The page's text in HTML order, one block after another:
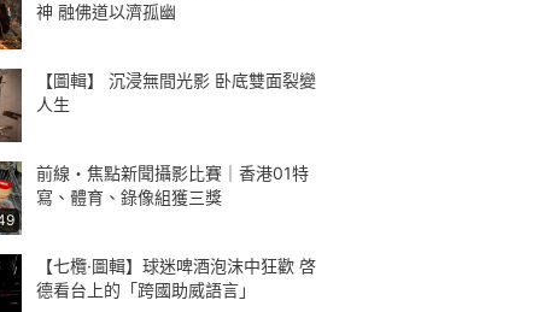
神 融佛道以濟孤幽
【圖輯】 沉浸無間光影 卧底雙面裂變
人生
前線・焦點新聞攝影比賽｜香港01特
寫、體育、錄像組獲三獎
【七欖·圖輯】球迷啤酒泡沫中狂歡 啓
德看台上的「跨國助威語言」